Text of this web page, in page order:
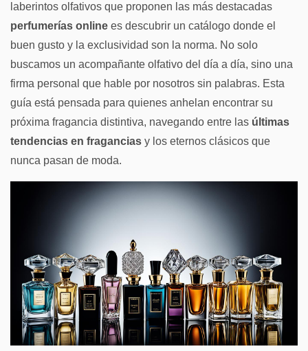
laberintos olfativos que proponen las más destacadas
perfumerías online es descubrir un catálogo donde el
buen gusto y la exclusividad son la norma. No solo
buscamos un acompañante olfativo del día a día, sino una
firma personal que hable por nosotros sin palabras. Esta
guía está pensada para quienes anhelan encontrar su
próxima fragancia distintiva, navegando entre las últimas
tendencias en fragancias y los eternos clásicos que
nunca pasan de moda.